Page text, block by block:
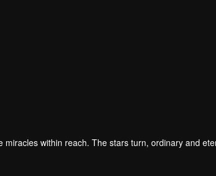
within reach. The stars turn, ordinary and